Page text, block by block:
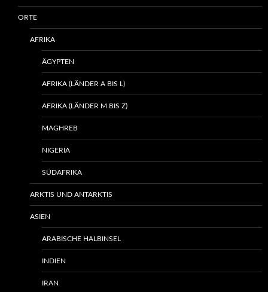
ORTE
AFRIKA
ÄGYPTEN
AFRIKA (LÄNDER A BIS L)
AFRIKA (LÄNDER M BIS Z)
MAGHREB
NIGERIA
SÜDAFRIKA
ARKTIS UND ANTARKTIS
ASIEN
ARABISCHE HALBINSEL
INDIEN
IRAN